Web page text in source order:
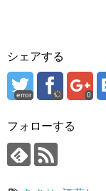
シェアする
error 0
フォローする